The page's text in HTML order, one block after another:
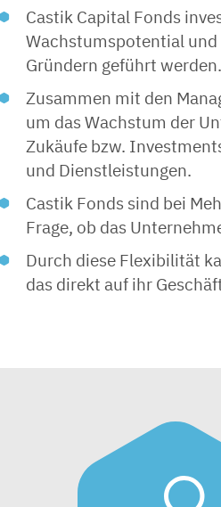
Castik Capital Fonds
Wachstumspotential und
Gründern geführt werden.
Zusammen mit den
um das Wachstum der
Zukäufe bzw.
und Dienstleistungen.
Castik Fonds sind bei
Frage, ob das
Durch diese Flexibilität
das direkt auf ihr